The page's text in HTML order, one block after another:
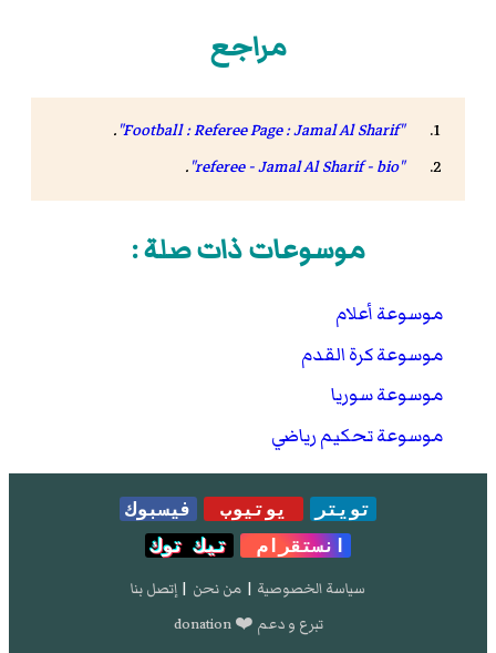
مراجع
"Football : Referee Page : Jamal Al Sharif"
.
"referee - Jamal Al Sharif - bio"
.
موسوعات ذات صلة :
موسوعة أعلام
موسوعة كرة القدم
موسوعة سوريا
موسوعة تحكيم رياضي
تويتر يوتيوب
فيسبوك
انستقرام
تيك توك
سياسة الخصوصية | من نحن | إتصل بنا
تبرع و دعم ❤️ donation